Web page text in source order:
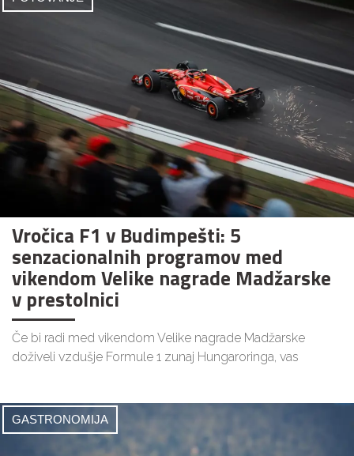
Vročica F1 v Budimpešti: 5
senzacionalnih programov med
vikendom Velike nagrade Madžarske
v prestolnici
Če bi radi med vikendom Velike nagrade Madžarske
doživeli vzdušje Formule 1 zunaj Hungaroringa, vas
GASTRONOMIJA